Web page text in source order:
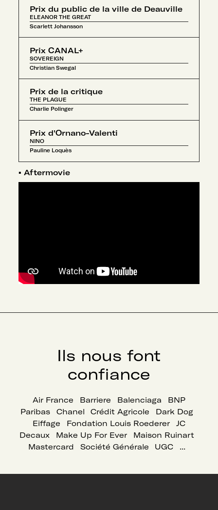
Prix du public de la ville de Deauville
ELEANOR THE GREAT
Scarlett Johansson
Prix CANAL+
SOVEREIGN
Christian Swegal
Prix de la critique
THE PLAGUE
Charlie Polinger
Prix d'Ornano-Valenti
NINO
Pauline Loquès
▪ Aftermovie
Ils nous font
confiance
Air France Barriere Balenciaga
BNP
Paribas
Chanel Crédit Agricole
Dark Dog
Eiffage
Fondation Louis Roederer
JC
Decaux
Make Up For Ever
Maison Ruinart
Mastercard
Société Générale UGC ...